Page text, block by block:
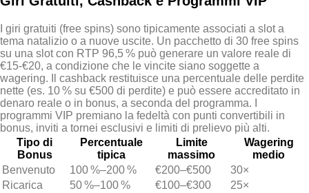
I giri gratuiti (free spins) sono tipicamente associati a slot a
tema natalizio o a nuove uscite. Un pacchetto di 30 free spins
su una slot con RTP 96,5 % può generare un valore reale di
€15‑€20, a condizione che le vincite siano soggette a
wagering. Il cashback restituisce una percentuale delle perdite
nette (es. 10 % su €500 di perdite) e può essere accreditato in
denaro reale o in bonus, a seconda del programma. I
programmi VIP premiano la fedeltà con punti convertibili in
bonus, inviti a tornei esclusivi e limiti di prelievo più alti.
Tipo di
Bonus
Percentuale
tipica
Limite
massimo
Wagering
medio
Benvenuto
100 %–200 % €200–€500
30×
Ricarica
50 %–100 % €100–€300
25×